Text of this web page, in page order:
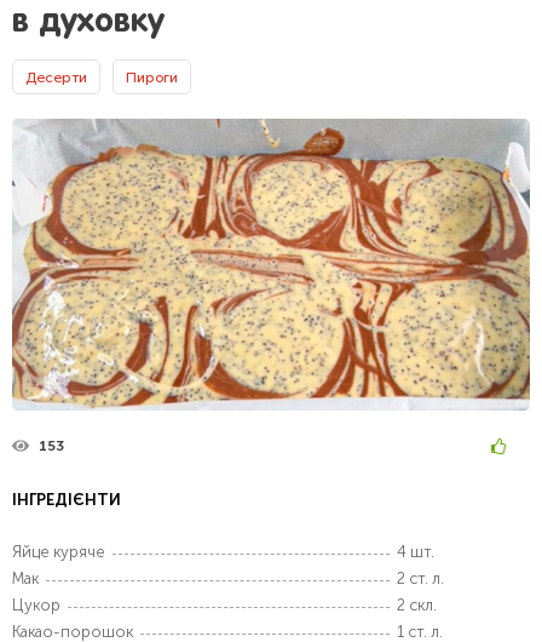
в духовку
Десерти Пироги
153
ІНГРЕДІЄНТИ
Яйце куряче
4 шт.
Мак
2 ст. л.
Цукор
2 скл.
Какао-порошок
1 ст. л.